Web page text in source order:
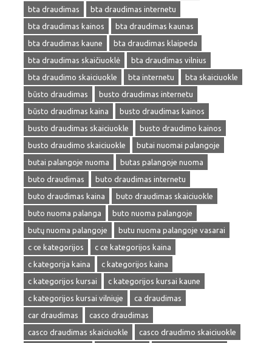
bta draudimas
bta draudimas internetu
bta draudimas kainos
bta draudimas kaunas
bta draudimas kaune
bta draudimas klaipeda
bta draudimas skaičiuoklė
bta draudimas vilnius
bta draudimo skaiciuokle
bta internetu
bta skaiciuokle
būsto draudimas
busto draudimas internetu
būsto draudimas kaina
busto draudimas kainos
busto draudimas skaiciuokle
busto draudimo kainos
busto draudimo skaiciuokle
butai nuomai palangoje
butai palangoje nuoma
butas palangoje nuoma
buto draudimas
buto draudimas internetu
buto draudimas kaina
buto draudimas skaiciuokle
buto nuoma palanga
buto nuoma palangoje
butų nuoma palangoje
butu nuoma palangoje vasarai
c ce kategorijos
c ce kategorijos kaina
c kategorija kaina
c kategorijos kaina
c kategorijos kursai
c kategorijos kursai kaune
c kategorijos kursai vilniuje
ca draudimas
car draudimas
casco draudimas
casco draudimas skaiciuokle
casco draudimo skaiciuokle